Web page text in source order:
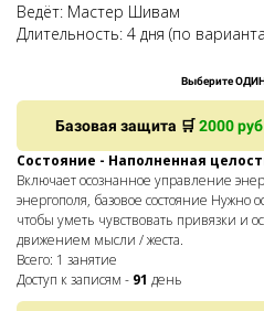
Ведёт: Мастер Шивам
Длительность: 4 дня (по
Выберите
Базовая защита 🛒2000 руб
Состояние - Наполненная
Включает осознанное управление
энергополя, базовое состояние Нужно
чтобы уметь чувствовать привязки и
движением мысли / жеста.
Всего: 1 занятие
Доступ к записям - 91 день